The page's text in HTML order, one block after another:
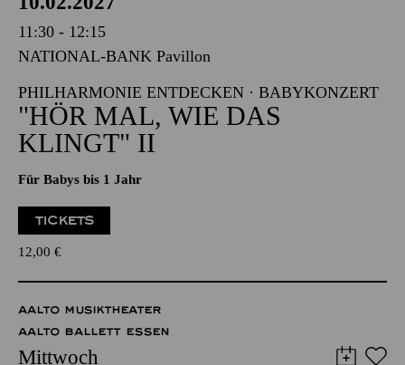
PHILHARMONIE ESSEN
Mittwoch
10.02.2027
11:30 - 12:15
NATIONAL-BANK Pavillon
PHILHARMONIE ENTDECKEN · BABYKONZERT
"HÖR MAL, WIE DAS
Für Babys bis 1 Jahr
12,00€